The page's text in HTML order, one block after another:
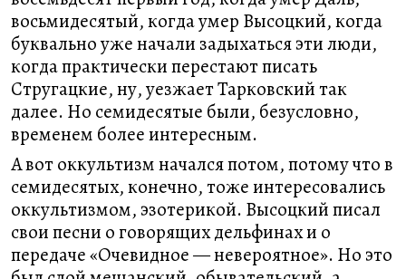
восьмидесятый, когда умер Высоцкий, когда
буквально уже начали задыхаться эти люди,
когда практически перестают писать
Стругацкие, ну, уезжает Тарковский так
далее. Но семидесятые были, безусловно,
временем более интересным.
А вот оккультизм начался потом, потому что в
семидесятых, конечно, тоже интересовались
оккультизмом, эзотерикой. Высоцкий писал
свои песни о говорящих дельфинах и о
передаче «Очевидное — невероятное». Но это